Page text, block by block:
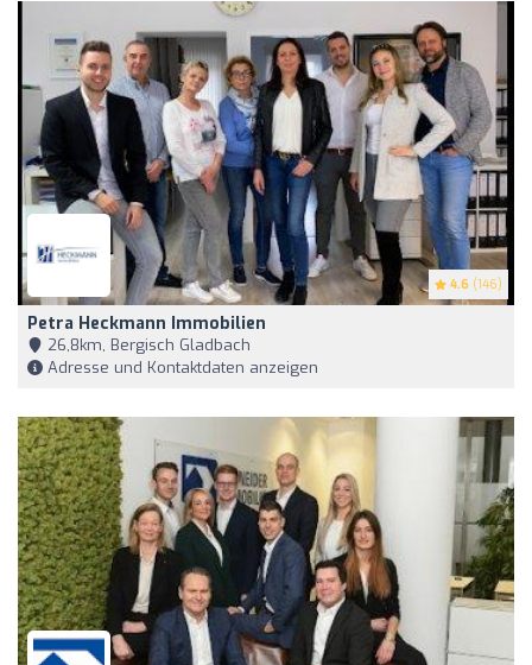
4.6 (146)
Petra Heckmann Immobilien
26,8km, Bergisch Gladbach
Adresse und Kontaktdaten anzeigen